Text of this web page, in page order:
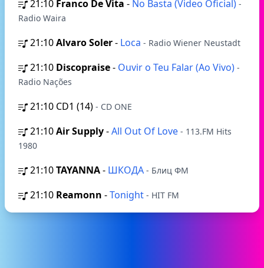
21:10 Franco De Vita - No Basta (Video Oficial) -
Radio Waira
21:10Alvaro Soler- Loca - Radio Wiener Neustadt
21:10 Discopraise- Ouvir o Teu Falar (Ao Vivo) -
Radio Nações
21:10 CD1 (14) - CD ONE
21:10Air Supply-All Out Of Love - 113.FM Hits
1980
21:10TAYANNA- ШКОДА - Блиц ФМ
21:10 Reamonn -Tonight - HIT FM